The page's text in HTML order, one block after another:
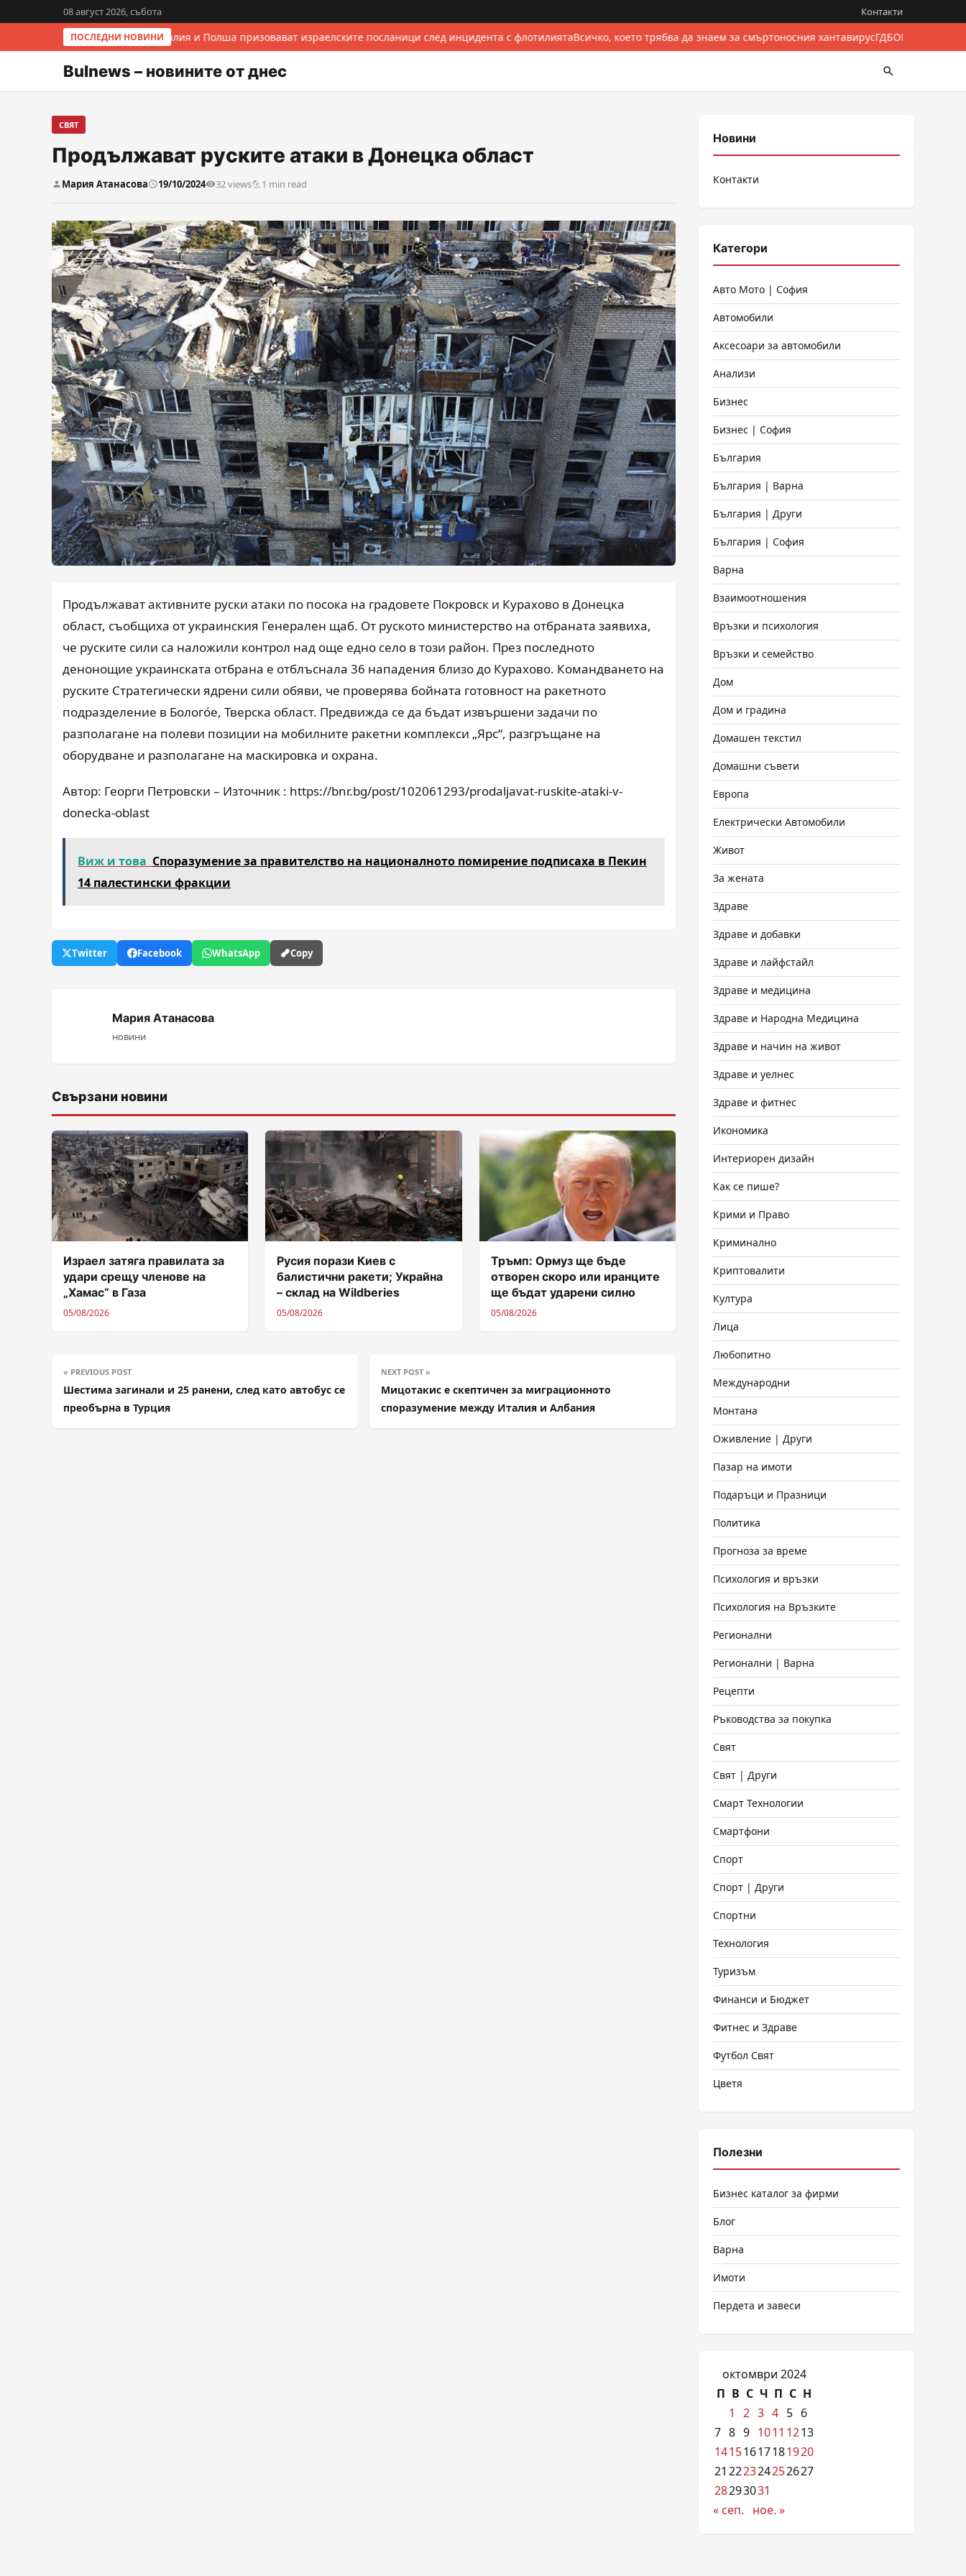
08 август 2026, събота Контакти
ПОСЛЕДНИ НОВИНИИталия и Полша призовават израелските посланици след инцидента с флотилиятаВсичко, което трябва да знаем за смъртоносния хантавирусГДБОП разби
Bulnews – новините от днес
СВЯТ
Продължават руските атаки в Донецка област
Мария Атанасова 19/10/2024 32 views 1 min read
Продължават активните руски атаки по посока на градовете Покровск и Курахово в Донецка
област, съобщиха от украинския Генерален щаб. От руското министерство на отбраната заявиха,
че руските сили са наложили контрол над още едно село в този район. През последното
денонощие украинската отбрана е отблъснала 36 нападения близо до Курахово. Командването на
руските Стратегически ядрени сили обяви, че проверява бойната готовност на ракетното
подразделение в Болого́е, Тверска област. Предвижда се да бъдат извършени задачи по
разполагане на полеви позиции на мобилните ракетни комплекси „Ярс“, разгръщане на
оборудване и разполагане на маскировка и охрана.
Автор: Георги Петровски – Източник : https://bnr.bg/post/102061293/prodaljavat-ruskite-ataki-v-
donecka-oblast
Виж и това Споразумение за правителство на националното помирение подписаха в Пекин
14 палестински фракции
Twitter Facebook WhatsApp Copy
Мария Атанасова
новини
Свързани новини
Израел затяга правилата за
удари срещу членове на
„Хамас“ в Газа
05/08/2026
Русия порази Киев с
балистични ракети; Украйна
– склад на Wildberies
05/08/2026
Тръмп: Ормуз ще бъде
отворен скоро или иранците
ще бъдат ударени силно
05/08/2026
« PREVIOUS POST
Шестима загинали и 25 ранени, след като автобус се
преобърна в Турция
NEXT POST »
Мицотакис е скептичен за миграционното
споразумение между Италия и Албания
Новини
Контакти
Категори
Авто Мото | София
Автомобили
Аксесоари за автомобили
Анализи
Бизнес
Бизнес | София
България
България | Варна
България | Други
България | София
Варна
Взаимоотношения
Връзки и психология
Връзки и семейство
Дом
Дом и градина
Домашен текстил
Домашни съвети
Европа
Електрически Автомобили
Живот
За жената
Здраве
Здраве и добавки
Здраве и лайфстайл
Здраве и медицина
Здраве и Народна Медицина
Здраве и начин на живот
Здраве и уелнес
Здраве и фитнес
Икономика
Интериорен дизайн
Как се пише?
Крими и Право
Криминално
Криптовалити
Култура
Лица
Любопитно
Международни
Монтана
Оживление | Други
Пазар на имоти
Подаръци и Празници
Политика
Прогноза за време
Психология и връзки
Психология на Връзките
Регионални
Регионални | Варна
Рецепти
Ръководства за покупка
Свят
Свят | Други
Смарт Технологии
Смартфони
Спорт
Спорт | Други
Спортни
Технология
Туризъм
Финанси и Бюджет
Фитнес и Здраве
Футбол Свят
Цветя
Полезни
Бизнес каталог за фирми
Блог
Варна
Имоти
Пердета и завеси
октомври 2024
П В С Ч П С Н
1
2 3 4 5 6
7 8 9 1011 1213
14151617181920
21 222324252627
28293031
« сеп.
ное. »